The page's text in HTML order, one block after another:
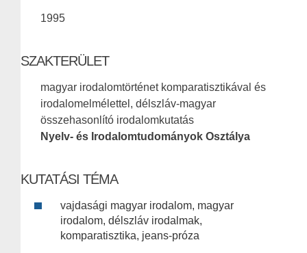
1995
SZAKTERÜLET
magyar irodalomtörténet komparatisztikával és
irodalomelmélettel, délszláv-magyar
összehasonlító irodalomkutatás
Nyelv- és Irodalomtudományok Osztálya
KUTATÁSI TÉMA
vajdasági magyar irodalom, magyar
irodalom, délszláv irodalmak,
komparatisztika, jeans-próza